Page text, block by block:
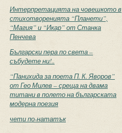
Интерпретацията на човешкото в
стихотворенията “Планети”,
“Магия” и “Икар” от Станка
Пенчева
Български пера по света –
събудете ни!..
“Панихида за поета П. К. Яворов”
от Гео Милев – среща на двама
титани в полето на българската
модерна поезия
чети по-нататък